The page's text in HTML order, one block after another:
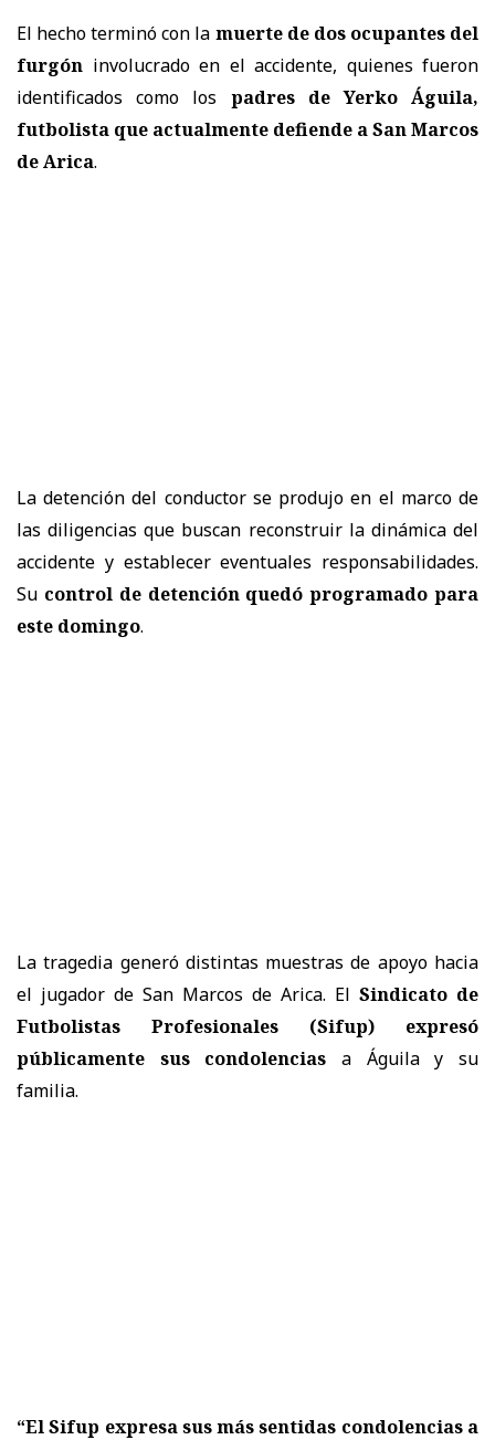
El hecho terminó con la muerte de dos ocupantes del
furgón involucrado en el accidente, quienes fueron
identificados como los padres de Yerko Águila,
futbolista que actualmente defiende a San Marcos
de Arica.
La detención del conductor se produjo en el marco de
las diligencias que buscan reconstruir la dinámica del
accidente y establecer eventuales responsabilidades.
Su control de detención quedó programado para
este domingo.
La tragedia generó distintas muestras de apoyo hacia
el jugador de San Marcos de Arica. El Sindicato de
Futbolistas Profesionales (Sifup) expresó
públicamente sus condolencias a Águila y su
familia.
“El Sifup expresa sus más sentidas condolencias a